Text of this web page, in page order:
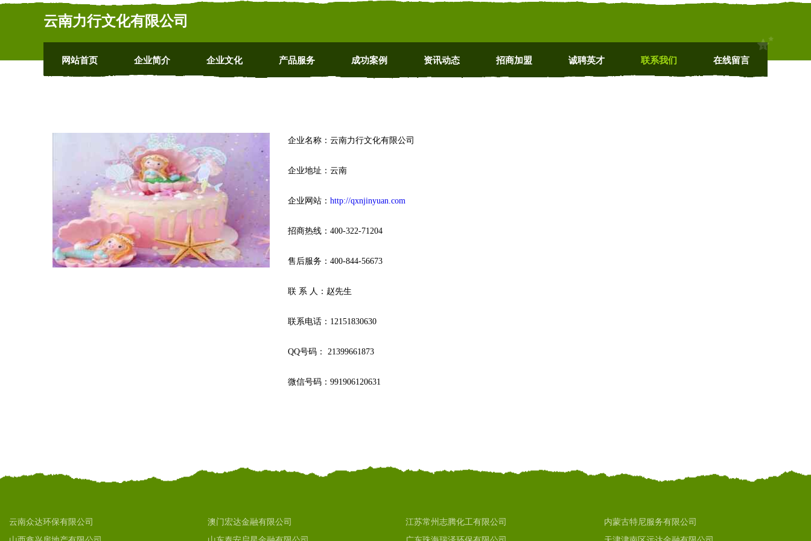
云南力行文化有限公司
网站首页 企业简介 企业文化 产品服务 成功案例 资讯动态 招商加盟 诚聘英才 联系我们 在线留言
企业名称：云南力行文化有限公司
企业地址：云南
企业网站： http://qxnjinyuan.com
招商热线：400-322-71204
售后服务：400-844-56673
联 系 人：赵先生
联系电话：12151830630
QQ号码： 21399661873
微信号码：991906120631
云南众达环保有限公司 澳门宏达金融有限公司 江苏常州志腾化工有限公司
内蒙古特尼服务有限公司